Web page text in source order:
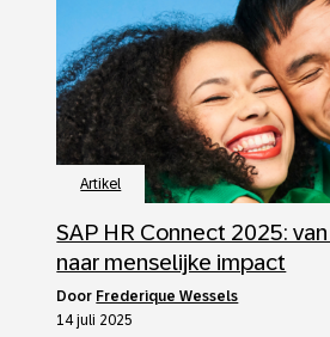
Artikel
SAP HR Connect 2025:
naar menselijke impact
door Frederique Wessels
14 juli 2025